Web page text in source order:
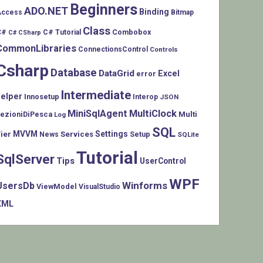
ADO.NET Beginners Binding Bitmap
C# CSharp C# Tutorial Class Combobox
ConnectionsControl Controls
Database DataGrid error Excel
Innosetup Intermediate Interop JSON
Log MiniSqlAgent MultiClock Multi
MVVM News Services Settings Setup SQL SQLite
TipsTutorial UserControl
ViewModel VisualStudio WinformsWPF